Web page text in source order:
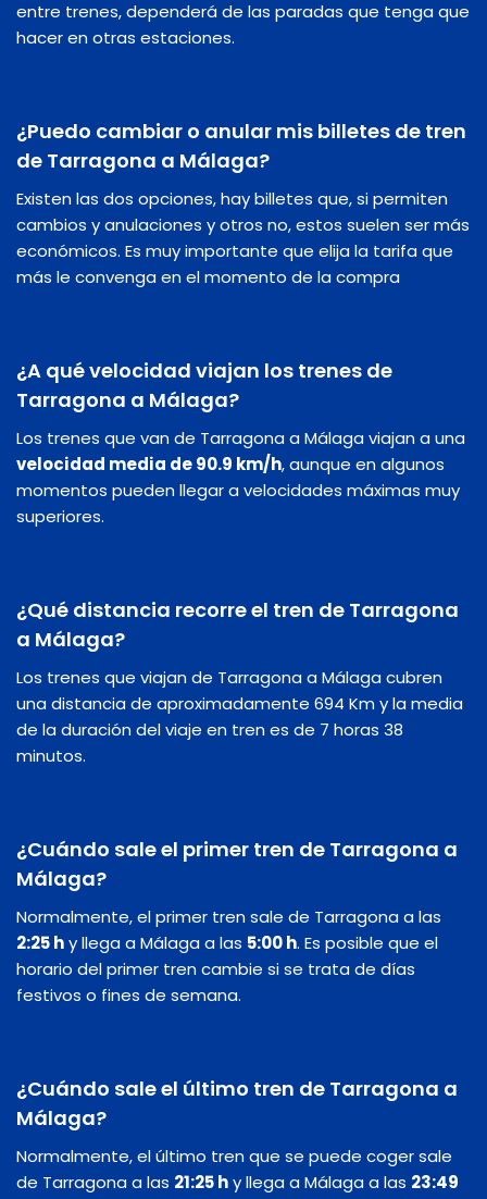
entre trenes, dependerá de las paradas que tenga que
hacer en otras estaciones.
¿Puedo cambiar o anular mis billetes de tren
de Tarragona a Málaga?
Existen las dos opciones, hay billetes que, si permiten
cambios y anulaciones y otros no, estos suelen ser más
económicos. Es muy importante que elija la tarifa que
más le convenga en el momento de la compra
¿A qué velocidad viajan los trenes de
Tarragona a Málaga?
Los trenes que van de Tarragona a Málaga viajan a una
velocidad media de 90.9 km/h, aunque en algunos
momentos pueden llegar a velocidades máximas muy
superiores.
¿Qué distancia recorre el tren de Tarragona
a Málaga?
Los trenes que viajan de Tarragona a Málaga cubren
una distancia de aproximadamente 694 Km y la media
de la duración del viaje en tren es de 7 horas 38
minutos.
¿Cuándo sale el primer tren de Tarragona a
Málaga?
Normalmente, el primer tren sale de Tarragona a las
2:25 hy llega a Málaga a las 5:00 h. Es posible que el
horario del primer tren cambie si se trata de días
festivos o fines de semana.
¿Cuándo sale el último tren de Tarragona a
Málaga?
Normalmente, el último tren que se puede coger sale
de Tarragona a las 21:25 hy llega a Málaga a las 23:49